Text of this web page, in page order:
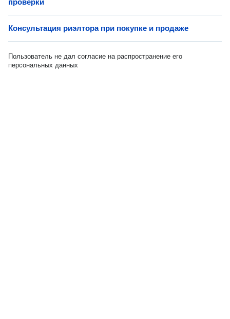
проверки
Консультация риэлтора при покупке и продаже
Пользователь не дал согласие на распространение его
персональных данных